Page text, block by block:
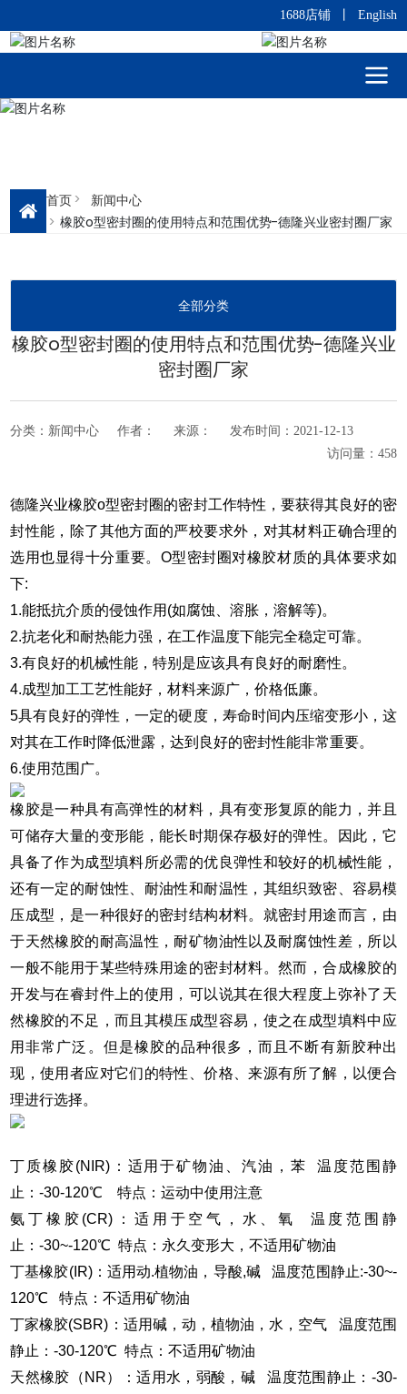
1688店铺丨 English
首页
新闻中心
橡胶o型密封圈的使用特点和范围优势-德隆兴业密封圈厂家
全部分类
橡胶o型密封圈的使用特点和范围优势-德隆兴业
密封圈厂家
分类： 新闻中心 作者： 来源： 发布时间： 2021-12-13
访问量： 458
德隆兴业橡胶o型密封圈的密封工作特性，要获得其良好的密
封性能，除了其他方面的严校要求外，对其材料正确合理的
选用也显得十分重要。 O型密封圈对橡胶材质的具体要求如
下:
1.能抵抗介质的侵蚀作用 (如腐蚀、溶胀，溶解等)。
2.抗老化和耐热能力强，在工作温度下能完全稳定可靠。
3.有良好的机械性能，特别是应该具有良好的耐磨性。
4.成型加工工艺性能好，材料来源广，价格低廉。
5具有良好的弹性，一定的硬度，寿命时间内压缩变形小，这
对其在工作时降低泄露，达到良好的密封性能非常重要。
6.使用范围广。
橡胶是一种具有高弹性的材料，具有变形复原的能力，并且
可储存大量的变形能，能长时期保存极好的弹性。因此，它
具备了作为成型填料所必需的优良弹性和较好的机械性能，
还有一定的耐蚀性、耐油性和耐温性，其组织致密、容易模
压成型，是一种很好的密封结构材料。就密封用途而言，由
于天然橡胶的耐高温性，耐矿物油性以及耐腐蚀性差，所以
一般不能用于某些特殊用途的密封材料。然而，合成橡胶的
开发与在睿封件上的使用，可以说其在很大程度上弥补了天
然橡胶的不足，而且其模压成型容易，使之在成型填料中应
用非常广泛。但是橡胶的品种很多，而且不断有新胶种出
现，使用者应对它们的特性、价格、来源有所了解，以便合
理进行选择。
丁质橡胶(NIR)：适用于矿物油、汽油，苯 温度范围静
止：-30-120℃ 特点：运动中使用注意
氨丁橡胶 (CR) ：适用于空气，水、氧 温度范围静
止：-30~-120℃ 特点：永久变形大，不适用矿物油
丁基橡胶(IR)：适用动.植物油，导酸,碱 温度范围静止:-30~-
120℃ 特点：不适用矿物油
丁家橡胶(SBR) ：适用碱，动，植物油，水，空气 温度范围
静止：-30-120℃ 特点：不适用矿物油
天然橡胶（ NR）：适用水，弱酸，碱 温度范围静止： -30-